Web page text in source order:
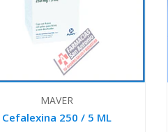
MAVER
Cefalexina 250 / 5 ML